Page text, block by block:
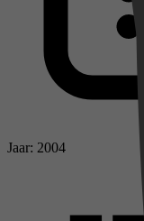
Jaar: 2004